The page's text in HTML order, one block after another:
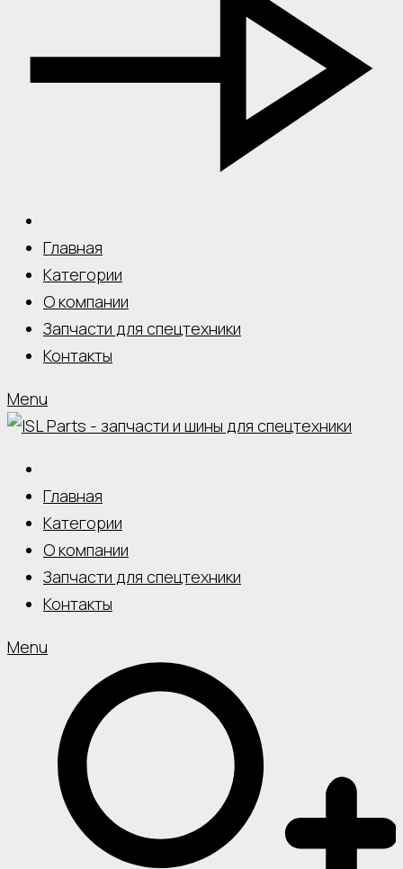
Главная
Категории
О компании
Запчасти для спецтехники
Контакты
Menu
Главная
Категории
О компании
Запчасти для спецтехники
Контакты
Menu